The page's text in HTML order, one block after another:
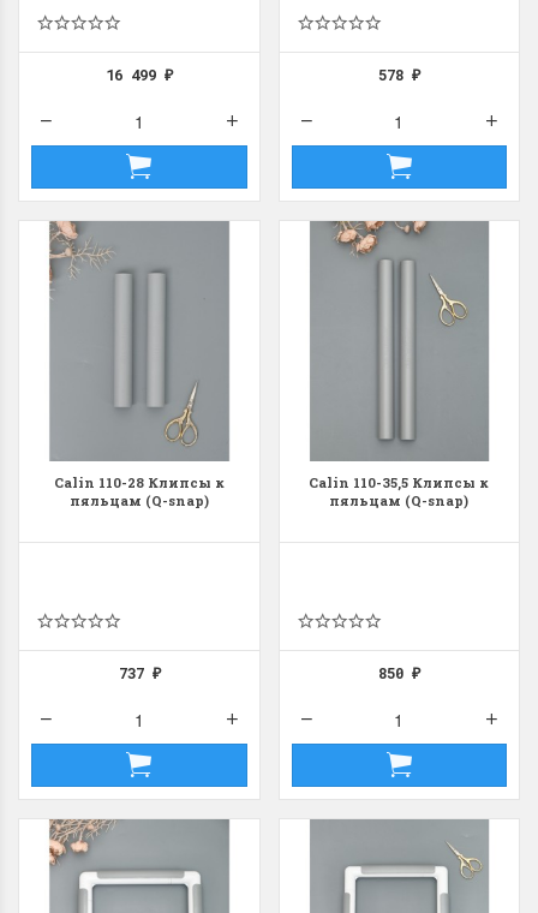
16 499₽ 578₽
Calin 110-28 Клипсы к
пяльцам (Q-snap)
737 ₽
Calin 110-35,5 Клипсы к
пяльцам (Q-snap)
850₽